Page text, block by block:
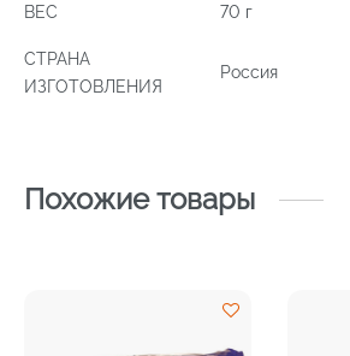
ВЕС 70 г
СТРАНА
ИЗГОТОВЛЕНИЯ
Россия
Похожие товары